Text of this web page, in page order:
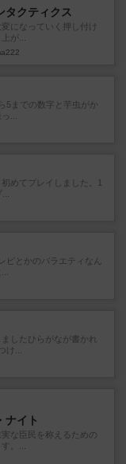
タクティクス
になっていく押し付け
が...
5までの数字と芋虫がか
...
めてプレイしました。1
ビとかのバラエティなん
したひらがなが書かれ
け...
ナイト
な臣民を称えるための
。...